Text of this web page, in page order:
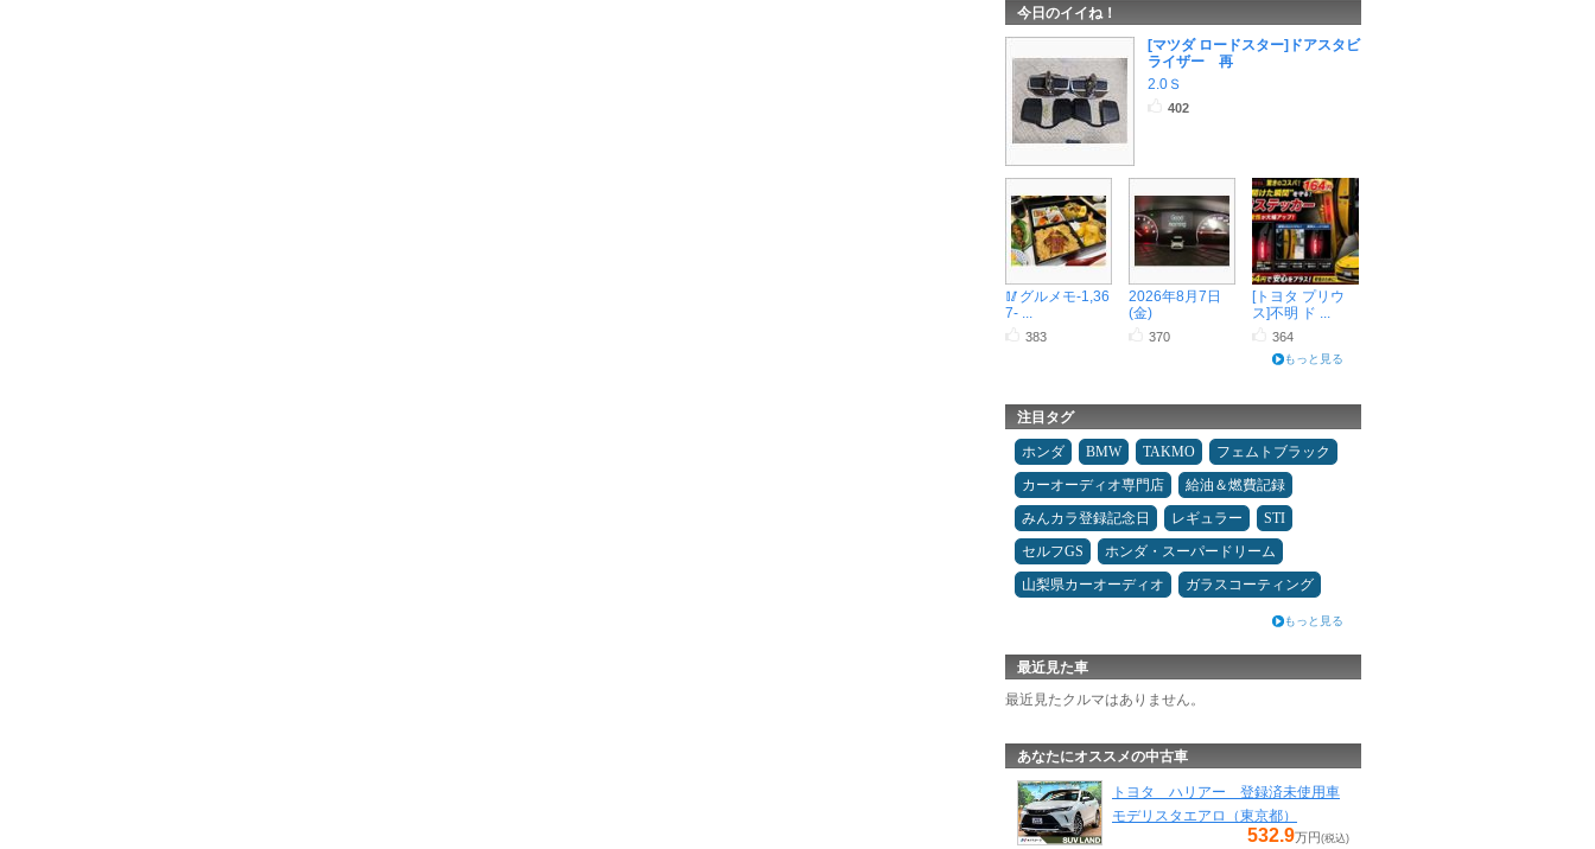
今日のイイね！
[マツダ ロードスター]ドアスタビ
ライザー 再
2.0Ｓ
402
🥢グルメモ-1,36
7- ...
383
2026年8月7日
(金)
370
[トヨタ プリウ
ス]不明 ド ...
364
もっと見る
注目タグ
ホンダ BMW TAKMO
フェムトブラック
カーオーディオ専門店
給油＆燃費記録
みんカラ登録記念日
レギュラー
STI
セルフGS
ホンダ・スーパードリーム
山梨県カーオーディオ
ガラスコーティング
もっと見る
最近見た車
最近見たクルマはありません。
あなたにオススメの中古車
トヨタ ハリアー 登録済未使用車
モデリスタエアロ（東京都）
532.9万円(税込)